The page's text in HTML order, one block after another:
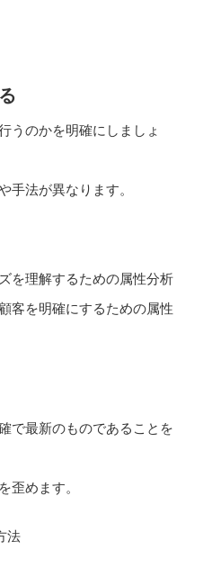
うのかを明確にしましょ
手法が異なります。
を理解するための属性分析
客を明確にするための属性
で最新のものであることを
歪めます。
法